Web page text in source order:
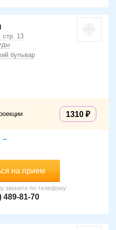
стр. 13
бульвар
1310
→
на прием
звоните по телефону:
489-81-70